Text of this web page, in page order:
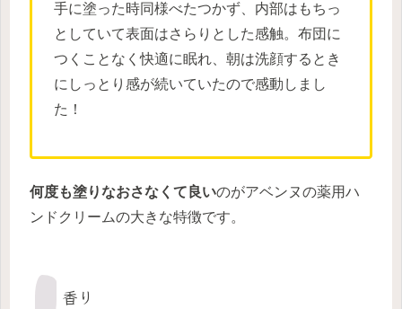
手に塗った時同様べたつかず、内部はもちっ
としていて表面はさらりとした感触。布団に
つくことなく快適に眠れ、朝は洗顔するとき
にしっとり感が続いていたので感動しまし
た！
何度も塗りなおさなくて良いのがアベンヌの薬用ハ
ンドクリームの大きな特徴です。
香り